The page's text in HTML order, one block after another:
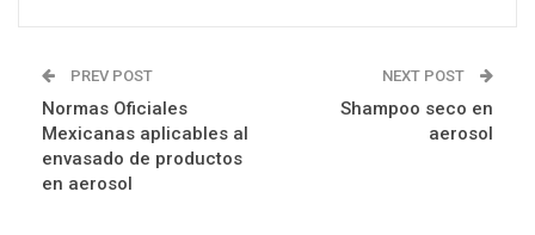
PREV POST
Normas Oficiales
Mexicanas aplicables al
envasado de productos
en aerosol
NEXT POST
Shampoo seco en
aerosol